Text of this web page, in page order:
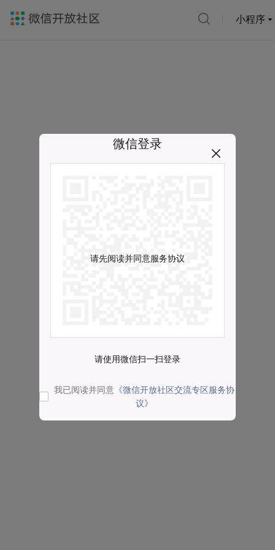
小程序
微信登录
请先阅读并同意服务协议
请使用微信扫一扫登录
我已阅读并同意 《微信开放社区交流专区服务协
议》